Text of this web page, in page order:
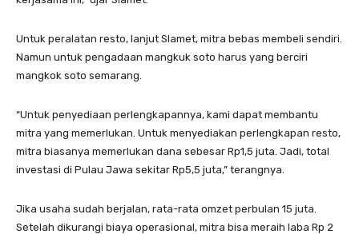
Untuk peralatan resto, lanjut Slamet, mitra bebas membeli sendiri.
Namun untuk pengadaan mangkuk soto harus yang berciri
mangkok soto semarang.
“Untuk penyediaan perlengkapannya, kami dapat membantu
mitra yang memerlukan. Untuk menyediakan perlengkapan resto,
mitra biasanya memerlukan dana sebesar Rp1,5 juta. Jadi, total
investasi di Pulau Jawa sekitar Rp5,5 juta,” terangnya.
Jika usaha sudah berjalan, rata-rata omzet perbulan 15 juta.
Setelah dikurangi biaya operasional, mitra bisa meraih laba Rp 2